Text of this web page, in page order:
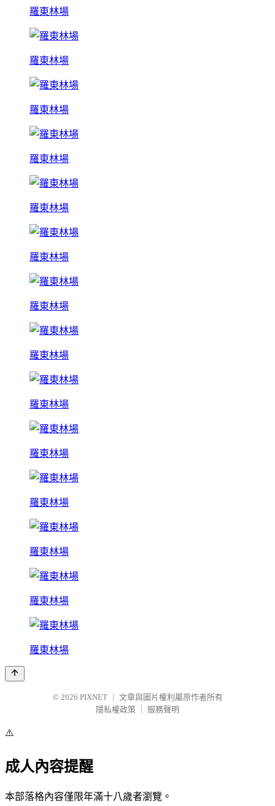
羅東林場
羅東林場
羅東林場
羅東林場
羅東林場
羅東林場
羅東林場
羅東林場
羅東林場
羅東林場
羅東林場
羅東林場
羅東林場
羅東林場
© 2026 PIXNET
文章與圖片權利屬原作者所有
隱私權政策
服務聲明
⚠️
成人內容提醒
本部落格內容僅限年滿十八歲者瀏覽。